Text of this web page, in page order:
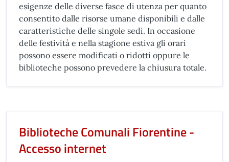
esigenze delle diverse fasce di utenza per quanto
consentito dalle risorse umane disponibili e dalle
caratteristiche delle singole sedi. In occasione
delle festività e nella stagione estiva gli orari
possono essere modificati o ridotti oppure le
biblioteche possono prevedere la chiusura totale.
Biblioteche Comunali Fiorentine -
Accesso internet